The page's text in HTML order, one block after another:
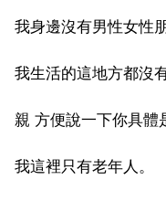
我身邊沒有男性女性朋
我生活的這地方都沒有
親 方便說一下你具體
我這裡只有老年人。